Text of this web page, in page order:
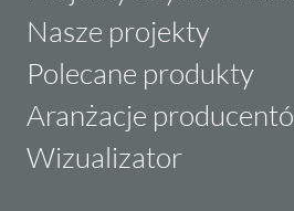
Nasze projekty
Polecane produkty
Aranżacje
Wizualizator